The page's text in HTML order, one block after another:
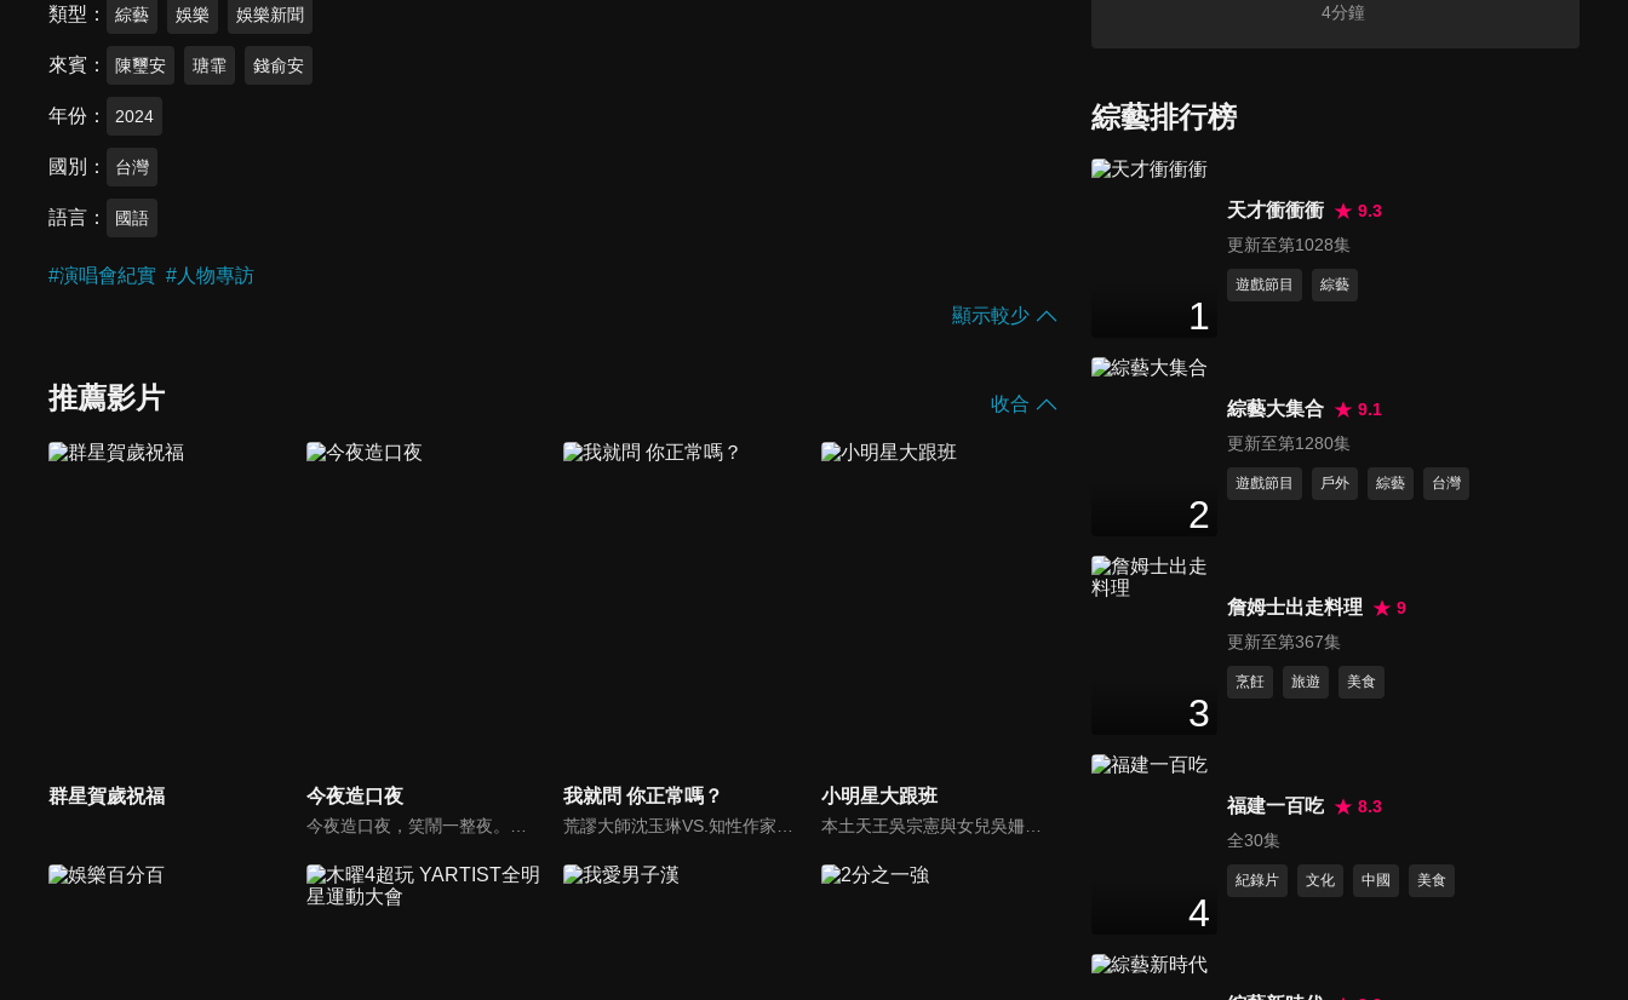
類型 綜藝 娛樂 娛樂新聞
來賓 陳璽安 瑭霏 錢俞安
年份 2024
國別 台灣
語言 國語
#演唱會紀實 #人物專訪
顯示較少
推薦影片 收合
群星賀歲祝福 今夜造口夜 我就問 你正常嗎？ 小明星大跟班
本土天王吳宗憲與女兒吳姍儒（Sandy）搭檔主持，每集邀請來賓暢談演藝圈大小事，父女檔聯手笑果十足，老梗搭上新世代，最新組合強勢登場！
4分鐘
第368集 黃柔閩小專訪
11 分鐘
第370集 《一家團圓》張瓊
4 分鐘
4分鐘
第372集 創作新人琳誼Ring小
第373集 荒山亮《咱台灣的
綜藝排行榜
1
天才衝衝衝
9.3
更新至第1028集
遊戲節目 綜藝
2
綜藝大集合
9.1
更新至第1280集
遊戲節目 戶外 綜藝 台灣
3
詹姆士出走料理
9
更新至第367集
烹飪 旅遊 美食
4
福建一百吃
8.3
全30集
紀錄片 文化 中國 美食